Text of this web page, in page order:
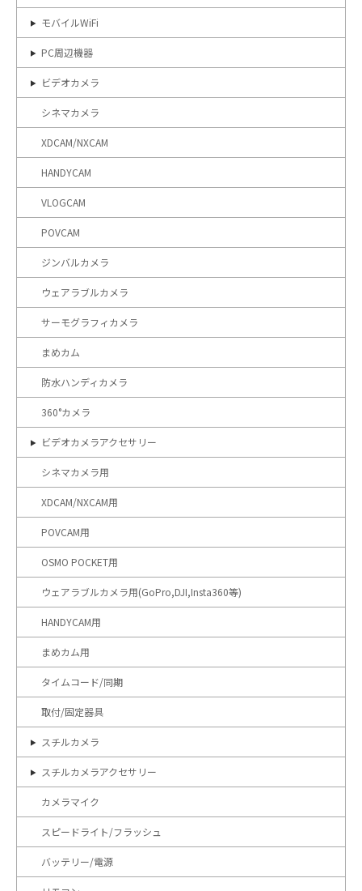
モバイルWiFi
PC周辺機器
ビデオカメラ
シネマカメラ
XDCAM/NXCAM
HANDYCAM
VLOGCAM
POVCAM
ジンバルカメラ
ウェアラブルカメラ
サーモグラフィカメラ
まめカム
防水ハンディカメラ
360°カメラ
ビデオカメラアクセサリー
シネマカメラ用
XDCAM/NXCAM用
POVCAM用
OSMO POCKET用
ウェアラブルカメラ用(GoPro,DJI,Insta360等)
HANDYCAM用
まめカム用
タイムコード/同期
取付/固定器具
スチルカメラ
スチルカメラアクセサリー
カメラマイク
スピードライト/フラッシュ
バッテリー/電源